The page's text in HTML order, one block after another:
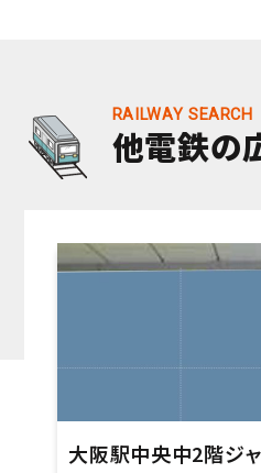
他電鉄の
大阪駅中央中2階ジ